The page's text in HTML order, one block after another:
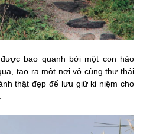
bao quanh bởi một con hào
tạo ra một nơi vô cùng thư thái
thật đẹp để lưu giữ kỉ niệm cho